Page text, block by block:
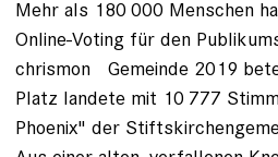
Mehr als 180 000 Menschen
Online-Voting für den
chrismon Gemeinde 2019
Platz landete mit 10 777
Phoenix" der